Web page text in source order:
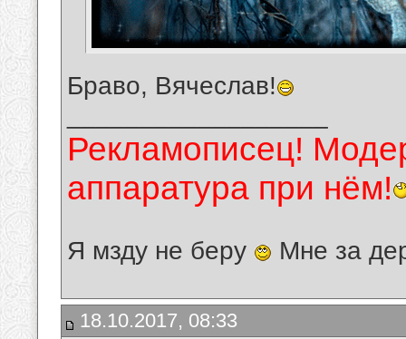
Браво, Вячеслав!
Рекламописец!
аппаратура при нём!
Я мзду не беру Мне за
18.10.2017, 08:33